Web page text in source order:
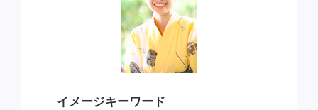
イメージキーワード